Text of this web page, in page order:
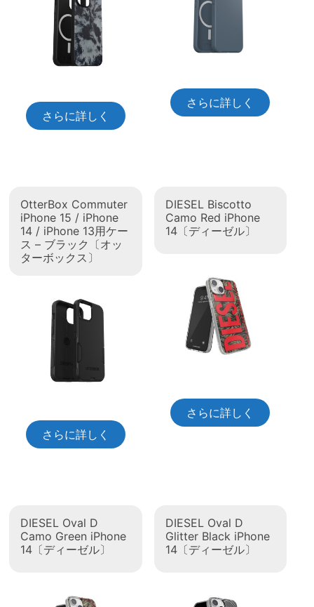
さらに詳しく
さらに詳しく
OtterBox Commuter
iPhone 15 / iPhone
14 / iPhone 13用ケー
ス – ブラック〔オッ
ターボックス〕
さらに詳しく
DIESEL Biscotto
Camo Red iPhone
14〔ディーゼル〕
さらに詳しく
DIESEL Oval D
Camo Green iPhone
14〔ディーゼル〕
DIESEL Oval D
Glitter Black iPhone
14〔ディーゼル〕